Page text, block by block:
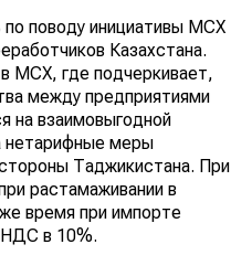
поводу инициативы МСХ
Казахстана.
МСХ, где подчеркивает,
между предприятиями
на взаимовыгодной
нетарифные меры
Таджикистана. При
растамаживании в
время при импорте
НДС в 10%.